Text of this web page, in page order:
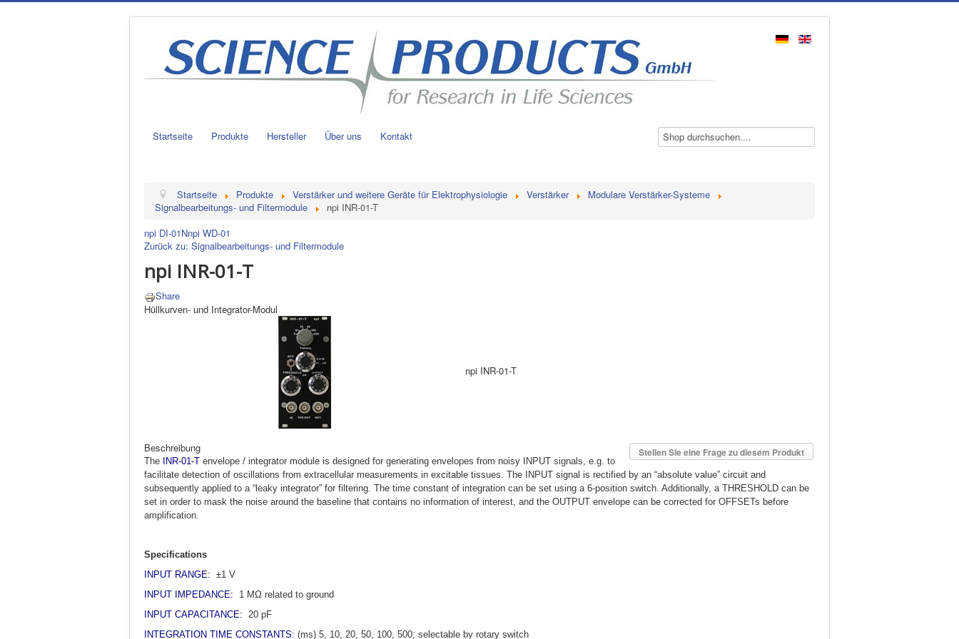
Startseite Produkte Hersteller Über uns Kontakt
Startseite Produkte Verstärker und weitere Geräte für Elektrophysiologie Verstärker
Modulare Verstärker-Systeme
Signalbearbeitungs- und Filtermodule
npi INR-01-T
npi DI-01Nnpi WD-01
Zurück zu: Signalbearbeitungs- und Filtermodule
npi INR-01-T
Share
Hüllkurven- und Integrator-Modul
npi INR-01-T
Stellen Sie eine Frage zu diesem Produkt
Beschreibung
The INR-01-T envelope / integrator module is designed for generating envelopes from noisy INPUT signals, e.g. to
facilitate detection of oscillations from extracellular measurements in excitable tissues. The INPUT signal is rectified by an “absolute value” circuit and
subsequently applied to a “leaky integrator” for filtering. The time constant of integration can be set using a 6-position switch. Additionally, a THRESHOLD can be
set in order to mask the noise around the baseline that contains no information of interest, and the OUTPUT envelope can be corrected for OFFSETs before
amplification.
Specifications
INPUT RANGE: ±1 V
INPUT IMPEDANCE:
1 MΩ related to ground
INPUT CAPACITANCE:
20 pF
INTEGRATION TIME CONSTANTS: (ms) 5, 10, 20, 50, 100, 500; selectable by rotary switch